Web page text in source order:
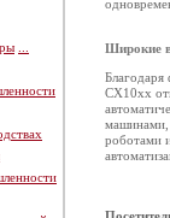
Широкие
СХ10хх
машинами,
роботами